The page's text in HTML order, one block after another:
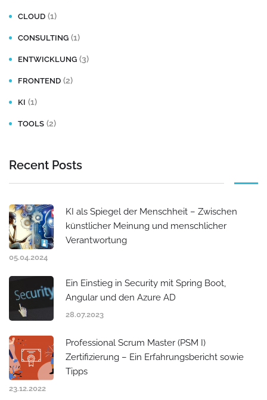
CLOUD (1)
CONSULTING (1)
ENTWICKLUNG (3)
FRONTEND (2)
KI (1)
TOOLS (2)
Recent Posts
KI als Spiegel der Menschheit – Zwischen
künstlicher Meinung und menschlicher
Verantwortung
05.04.2024
Ein Einstieg in Security mit Spring Boot,
Angular und den Azure AD
28.07.2023
Professional Scrum Master (PSM I)
Zertifizierung – Ein Erfahrungsbericht sowie
Tipps
23.12.2022